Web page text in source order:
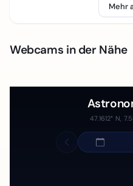
Mehr
Webcams in der Nähe
47.1612° N,